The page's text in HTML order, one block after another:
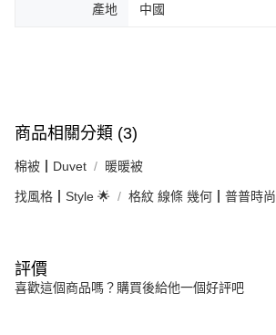
產地 中國
商品相關分類 (3)
棉被┃Duvet 暖暖被
找風格┃Style 🌟 格紋 線條 幾何┃普普時尚
評價
喜歡這個商品嗎？購買後給他一個好評吧